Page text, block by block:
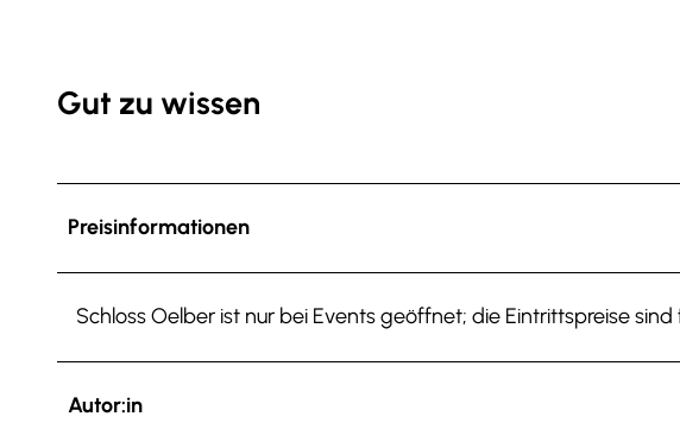
Gut zu wissen
Preisinformationen
Schloss Oelber ist nur bei Events geöffnet; die Eintrittspreise
Autor:in